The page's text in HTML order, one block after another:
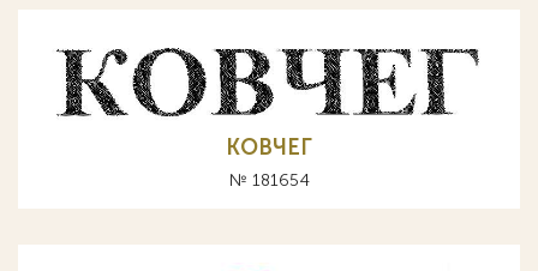
КОВЧЕГ
№ 181654